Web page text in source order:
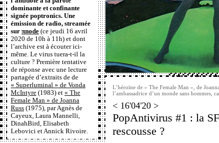
dominante et confinante
signée poptronics. Une
émission de radio, streamée
sur πnode (ce jeudi 16 avril
2020 de 10h à 11h) et dont
l’archive est à écouter ici-
même. Le virus tuera-t-il la
culture ? Première tentative
de réponse avec une lecture
partagée d’extraits de de
« Superluminal » de Vonda
McIntyre (1983) et « The
Female Man » de Joanna
Russ (1975), par Agnès de
Cayeux, Laura Mannelli,
DinahBird, Elisabeth
Lebovici et Annick Rivoire.
L’héroïne de « The Female Man », de
l’ambassadrice d’un monde sans hommes,
< 16'04'20 >
PopAntivirus #1 : la
rescousse ?